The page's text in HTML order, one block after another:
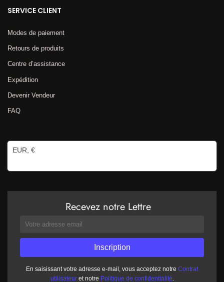
SERVICE CLIENT
Modes de paiement
Retours de produits
Centre d’assistance
Expédition
Devenir Vendeur
FAQ
EUR, €
Recevez notre Lettre
En saisissant votre adresse e-mail, vous acceptez notre Contrat
utilisateuret notre Politique de confidentialité.